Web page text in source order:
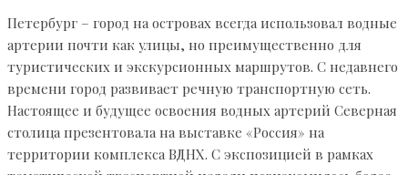
Петербург – город на островах всегда использовал водные
артерии почти как улицы, но преимущественно для
туристических и экскурсионных маршрутов. С недавнего
времени город развивает речную транспортную сеть.
Настоящее и будущее освоения водных артерий Северная
столица презентовала на выставке «Россия» на
территории комплекса ВДНХ. С экспозицией в рамках